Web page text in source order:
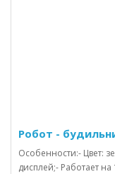
Робот -
Особенности:- Цвет:
дисплей;- Работает на